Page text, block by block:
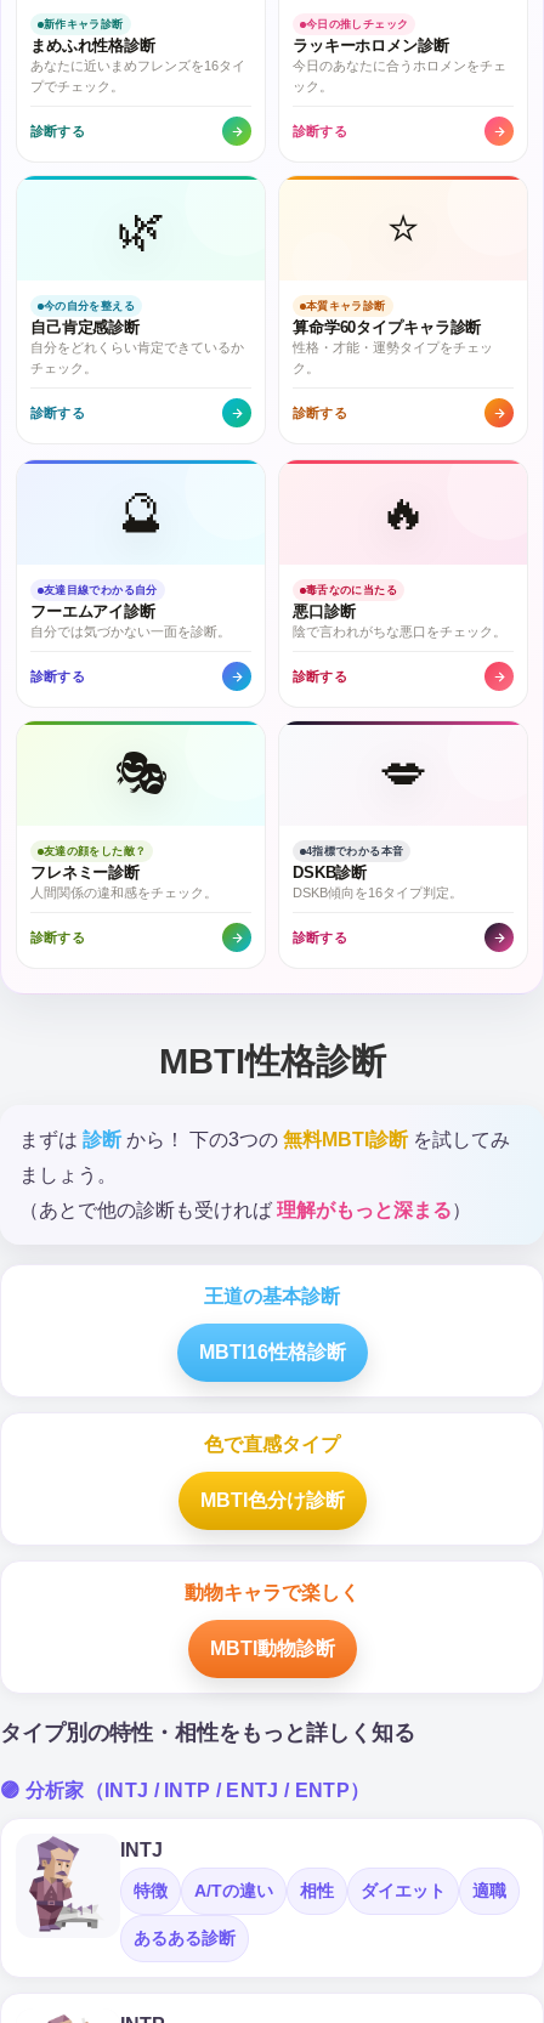
新作キャラ診断
まめふれ性格診断
あなたに近いまめフレンズを16タイ
プでチェック。
診断する
今日の推しチェック
ラッキーホロメン診断
今日のあなたに合うホロメンをチェ
ック。
診断する
🌿
今の自分を整える
自己肯定感診断
自分をどれくらい肯定できているか
チェック。
診断する
⭐
本質キャラ診断
算命学60タイプキャラ診断
性格・才能・運勢タイプをチェッ
ク。
診断する
🔮
友達目線でわかる自分
フーエムアイ診断
自分では気づかない一面を診断。
診断する
🔥
毒舌なのに当たる
悪口診断
陰で言われがちな悪口をチェック。
診断する
🎭
友達の顔をした敵？
フレネミー診断
人間関係の違和感をチェック。
診断する
💋
4指標でわかる本音
DSKB診断
DSKB傾向を16タイプ判定。
診断する
MBTI性格診断
まずは 診断 から！ 下の3つの 無料MBTI診断を試してみ
ましょう。
（あとで他の診断も受ければ 理解がもっと深まる）
王道の基本診断
MBTI16性格診断
色で直感タイプ
MBTI色分け診断
動物キャラで楽しく
MBTI動物診断
タイプ別の特性・相性をもっと詳しく知る
🟣 分析家（INTJ / INTP / ENTJ / ENTP）
INTJ
特徴 A/Tの違い 相性 ダイエット 適職
あるある診断